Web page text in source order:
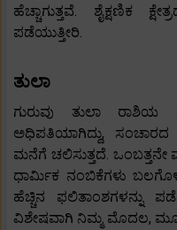
ಹೆಚ್ಚಾಗುತ್ತವೆ. ಶೈಕ್ಷಣಿಕ
ಪಡೆಯುತ್ತೀರಿ.
ತುಲಾ
ಗುರುವು ತುಲಾ
ಅಧಿಪತಿಯಾಗಿದ್ದು,
ಮನೆಗೆ ಚಲಿಸುತ್ತದೆ.
ಧಾರ್ಮಿಕ ನಂಬಿಕೆಗಳು
ಹೆಚ್ಚಿನ ಫಲಿತಾಂಶಗಳನ್ನು
ವಿಶೇಷವಾಗಿ ನಿಮ್ಮ ಮೊದಲ,